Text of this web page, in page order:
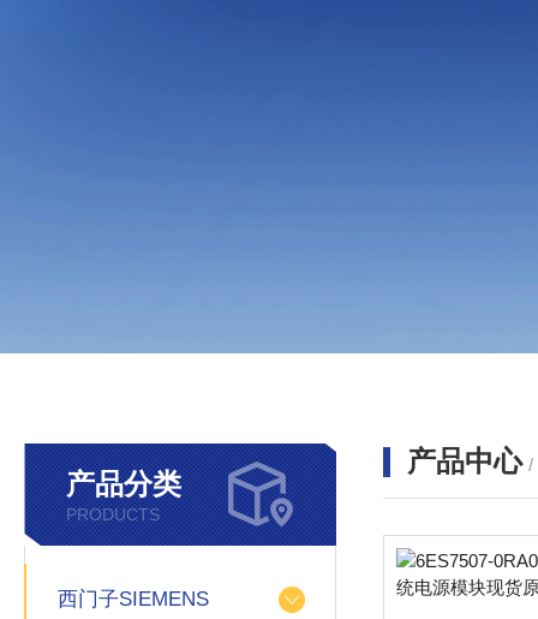
产品分类
PRODUCTS
西门子SIEMENS
产品中心 /